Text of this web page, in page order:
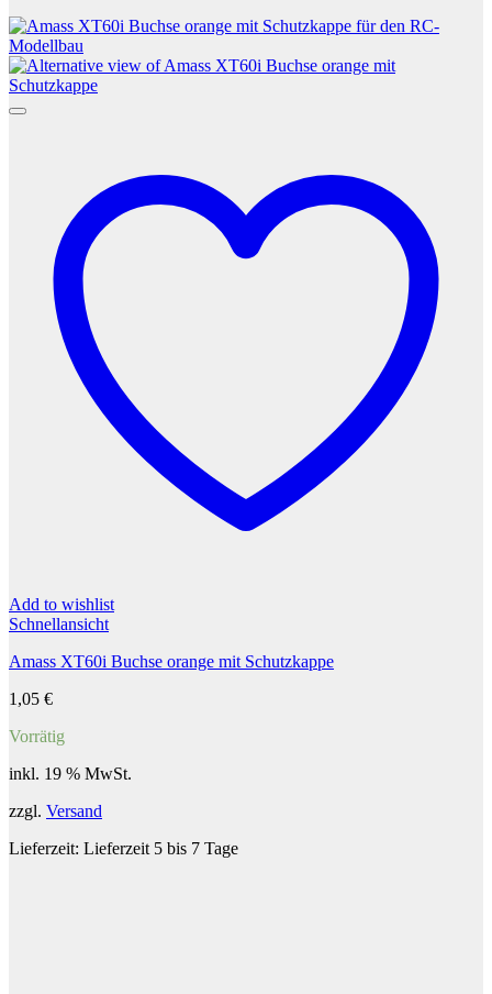
Add to wishlist
Schnellansicht
Amass XT60i Buchse orange mit Schutzkappe
1,05 €
Vorrätig
inkl. 19 % MwSt.
zzgl. Versand
Lieferzeit: Lieferzeit 5 bis 7 Tage